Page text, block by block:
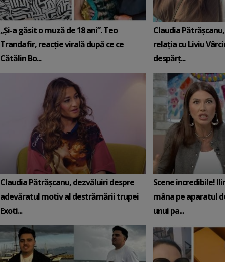
„Și-a găsit o muză de 18 ani”. Teo
Trandafir, reacție virală după ce ce
Cătălin Bo...
Claudia
relația cu Liviu
despărț...
Claudia Pătrășcanu, dezvăluiri despre
adevăratul motiv al destrămării trupei
Exoti...
Scene incredibile!
mâna pe aparatul
unui pa...